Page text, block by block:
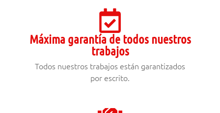
Máxima garantía de todos nuestros
trabajos
Todos nuestros trabajos están garantizados
por escrito.